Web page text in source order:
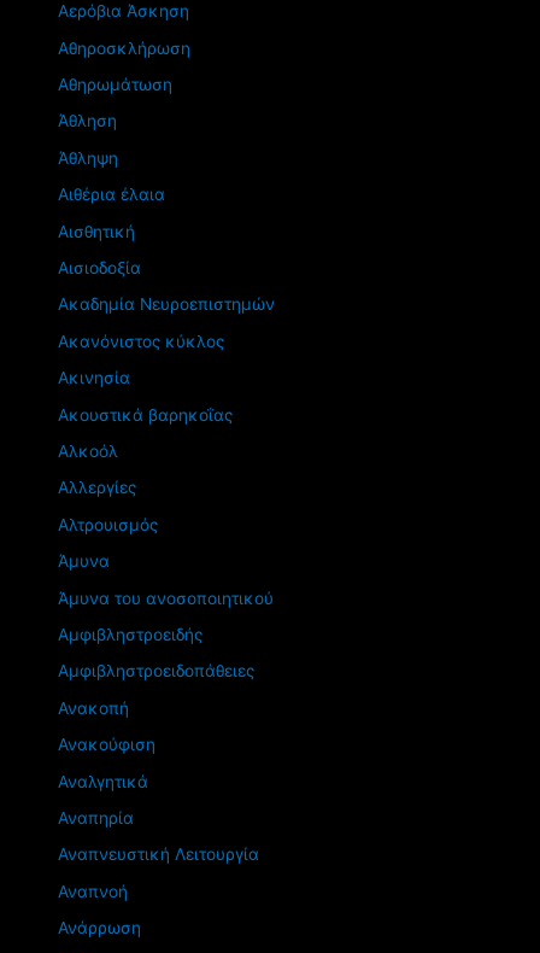
Αερόβια Άσκηση
Αθηροσκλήρωση
Αθηρωμάτωση
Άθληση
Άθληψη
Αιθέρια έλαια
Αισθητική
Αισιοδοξία
Ακαδημία Νευροεπιστημών
Ακανόνιστος κύκλος
Ακινησία
Ακουστικά βαρηκοΐας
Αλκοόλ
Αλλεργίες
Αλτρουισμός
Άμυνα
Άμυνα του ανοσοποιητικού
Αμφιβληστροειδής
Αμφιβληστροειδοπάθειες
Ανακοπή
Ανακούφιση
Αναλγητικά
Αναπηρία
Αναπνευστική Λειτουργία
Αναπνοή
Ανάρρωση